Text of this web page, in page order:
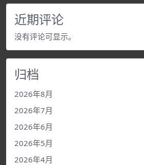
近期评论
没有评论可显示。
归档
2026年8月
2026年7月
2026年6月
2026年5月
2026年4月